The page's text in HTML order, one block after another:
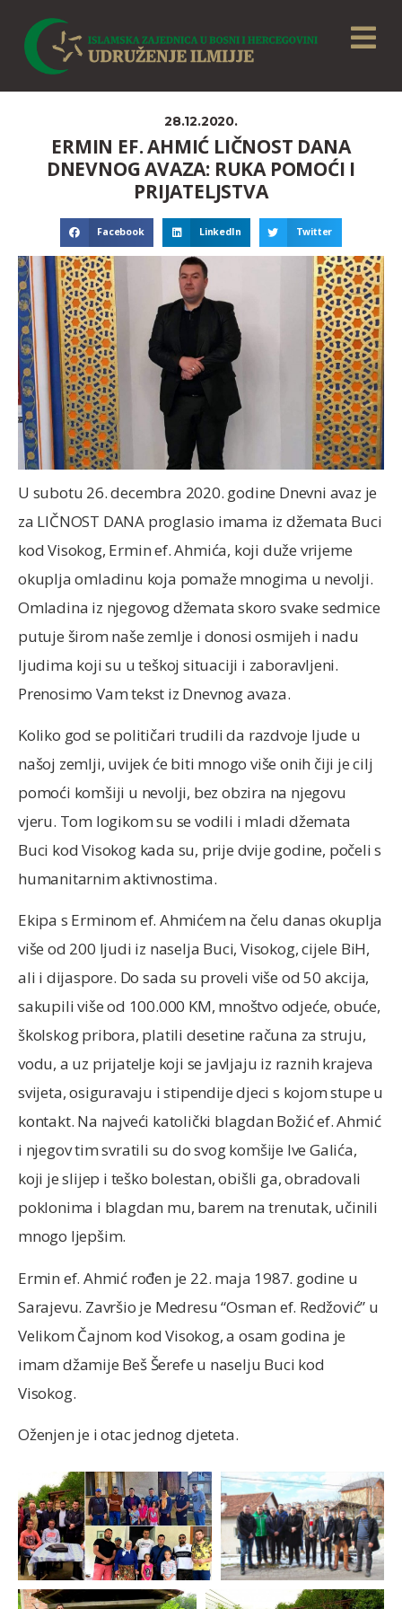
28.12.2020.
ERMIN EF. AHMIĆ LIČNOST DANA
DNEVNOG AVAZA: RUKA POMOĆI I
PRIJATELJSTVA
Facebook LinkedIn Twitter
U subotu 26. decembra 2020. godine Dnevni avaz je
za LIČNOST DANA proglasio imama iz džemata Buci
kod Visokog, Ermin ef. Ahmića, koji duže vrijeme
okuplja omladinu koja pomaže mnogima u nevolji.
Omladina iz njegovog džemata skoro svake sedmice
putuje širom naše zemlje i donosi osmijeh i nadu
ljudima koji su u teškoj situaciji i zaboravljeni.
Prenosimo Vam tekst iz Dnevnog avaza.
Koliko god se političari trudili da razdvoje ljude u
našoj zemlji, uvijek će biti mnogo više onih čiji je cilj
pomoći komšiji u nevolji, bez obzira na njegovu
vjeru. Tom logikom su se vodili i mladi džemata
Buci kod Visokog kada su, prije dvije godine, počeli s
humanitarnim aktivnostima.
Ekipa s Erminom ef. Ahmićem na čelu danas okuplja
više od 200 ljudi iz naselja Buci, Visokog, cijele BiH,
ali i dijaspore. Do sada su proveli više od 50 akcija,
sakupili više od 100.000 KM, mnoštvo odjeće, obuće,
školskog pribora, platili desetine računa za struju,
vodu, a uz prijatelje koji se javljaju iz raznih krajeva
svijeta, osiguravaju i stipendije djeci s kojom stupe u
kontakt. Na najveći katolički blagdan Božić ef. Ahmić
i njegov tim svratili su do svog komšije Ive Galića,
koji je slijep i teško bolestan, obišli ga, obradovali
poklonima i blagdan mu, barem na trenutak, učinili
mnogo ljepšim.
Ermin ef. Ahmić rođen je 22. maja 1987. godine u
Sarajevu. Završio je Medresu “Osman ef. Redžović” u
Velikom Čajnom kod Visokog, a osam godina je
imam džamije Beš Šerefe u naselju Buci kod
Visokog.
Oženjen je i otac jednog djeteta.